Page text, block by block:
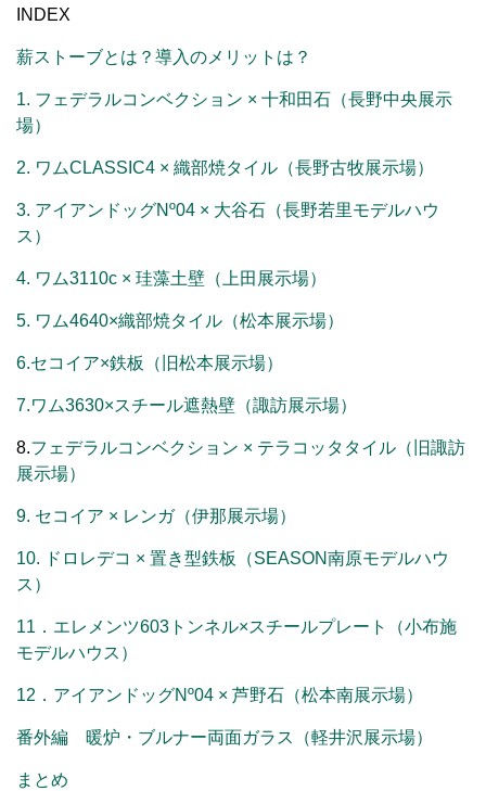
INDEX
薪ストーブとは？導入のメリットは？
1. フェデラルコンベクション × 十和田石（長野中央展示
場）
2. ワムCLASSIC4 × 織部焼タイル（長野古牧展示場）
3. アイアンドッグNº04 × 大谷石（長野若里モデルハウ
ス）
4. ワム3110c × 珪藻土壁（上田展示場）
5. ワム4640×織部焼タイル（松本展示場）
6.セコイア×鉄板（旧松本展示場）
7.ワム3630×スチール遮熱壁（諏訪展示場）
8.フェデラルコンベクション × テラコッタタイル（旧諏訪
展示場）
9. セコイア × レンガ（伊那展示場）
10. ドロレデコ × 置き型鉄板（SEASON南原モデルハウ
ス）
11．エレメンツ603トンネル×スチールプレート（小布施
モデルハウス）
12．アイアンドッグNº04 × 芦野石（松本南展示場）
番外編 暖炉・ブルナー両面ガラス（軽井沢展示場）
まとめ